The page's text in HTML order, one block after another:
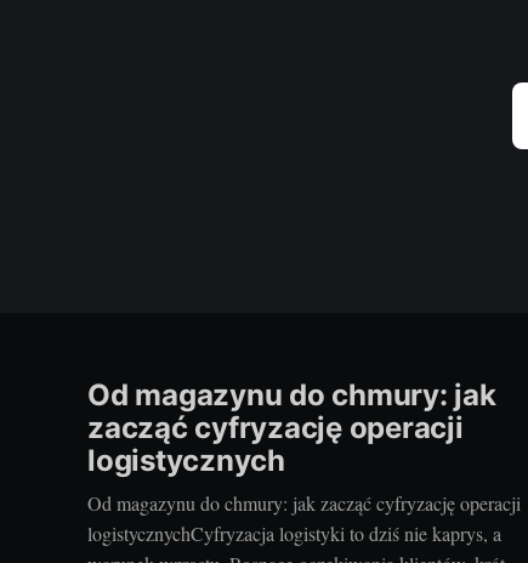
Od magazynu do chmury: jak
zacząć cyfryzację operacji
logistycznych
Od magazynu do chmury: jak zacząć cyfryzację operacji
logistycznychCyfryzacja logistyki to dziś nie kaprys, a